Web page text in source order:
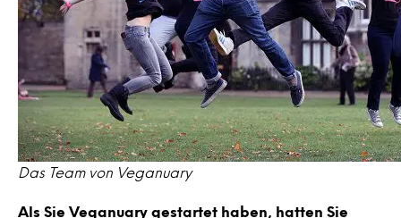
Das Team von Veganuary
Als Sie Veganuary gestartet haben, hatten Sie